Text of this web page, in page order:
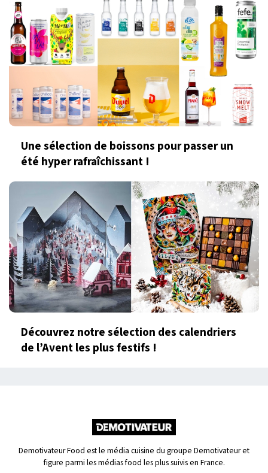
Une sélection de boissons pour passer un
été hyper rafraîchissant !
Découvrez notre sélection des calendriers
de l’Avent les plus festifs !
Demotivateur Food est le média cuisine du groupe Demotivateur et
figure parmi les médias food les plus suivis en France.